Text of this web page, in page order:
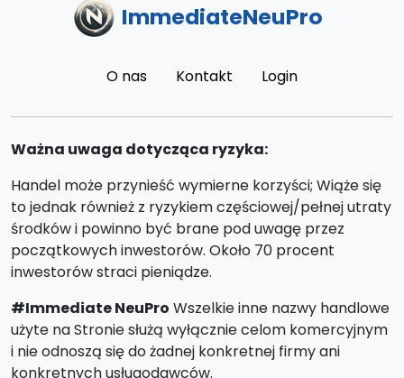
ImmediateNeuPro
O nas Kontakt Login
Ważna uwaga dotycząca ryzyka:
Handel może przynieść wymierne korzyści; Wiąże się
to jednak również z ryzykiem częściowej/pełnej utraty
środków i powinno być brane pod uwagę przez
początkowych inwestorów. Około 70 procent
inwestorów straci pieniądze.
#Immediate NeuPro Wszelkie inne nazwy handlowe
użyte na Stronie służą wyłącznie celom komercyjnym
i nie odnoszą się do żadnej konkretnej firmy ani
konkretnych usługodawców.